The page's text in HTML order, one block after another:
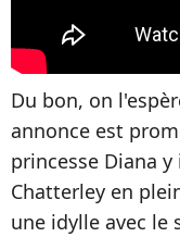
Du bon, on
annonce est
princesse Diana
Chatterley en
une idylle avec le